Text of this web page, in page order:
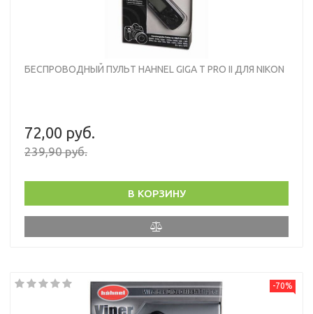
БЕСПРОВОДНЫЙ ПУЛЬТ HAHNEL GIGA T PRO II ДЛЯ NIKON
72,00 руб.
239,90 руб.
В КОРЗИНУ
-70%